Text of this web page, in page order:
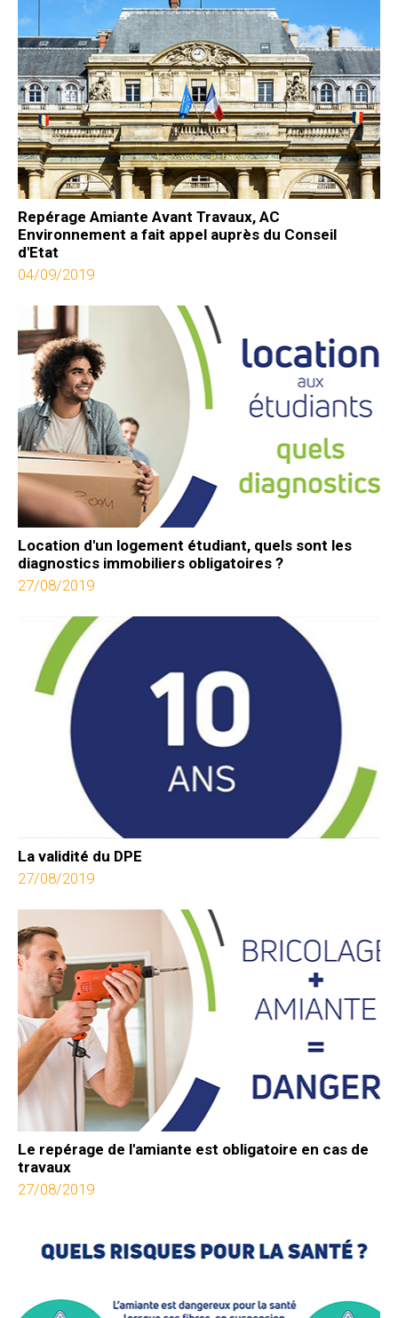
Repérage Amiante Avant Travaux, AC
Environnement a fait appel auprès du Conseil
d'Etat
04/09/2019
Location d'un logement étudiant, quels sont les
diagnostics immobiliers obligatoires ?
27/08/2019
La validité du DPE
27/08/2019
Le repérage de l'amiante est obligatoire en cas de
travaux
27/08/2019